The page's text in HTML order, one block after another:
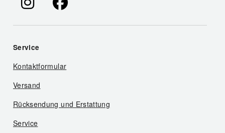
Service
Kontaktformular
Versand
Rücksendung und Erstattung
Service